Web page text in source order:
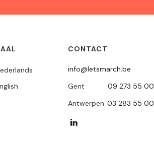
CONTACT
info@letsmarch.be
Gent
09 273 55 00
Antwerpen 03 283 55 00